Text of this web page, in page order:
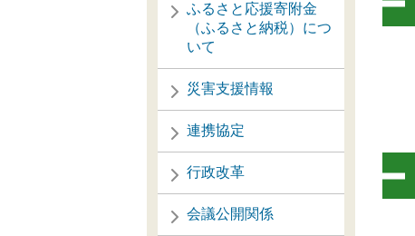
ふるさと応援寄附金
（ふるさと納税）につ
いて
災害支援情報
連携協定
行政改革
会議公開関係